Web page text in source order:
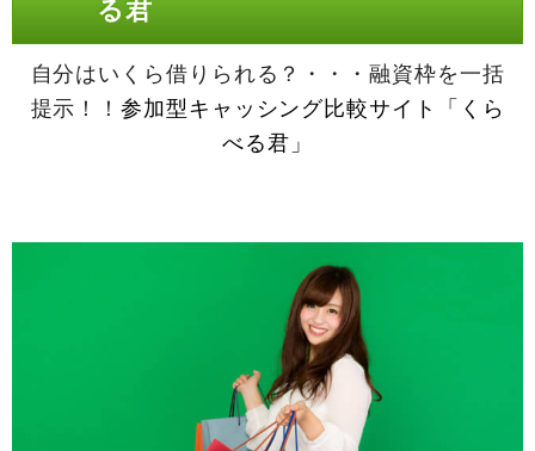
る君
自分はいくら借りられる？・・・融資枠を一括
提示！！参加型キャッシング比較サイト「くら
べる君」